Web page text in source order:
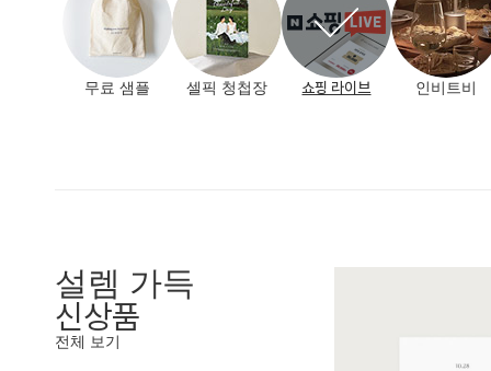
무료 샘플 셀픽 청첩장 쇼핑 라이브 인비트비
설렘 가득
신상품
전체 보기